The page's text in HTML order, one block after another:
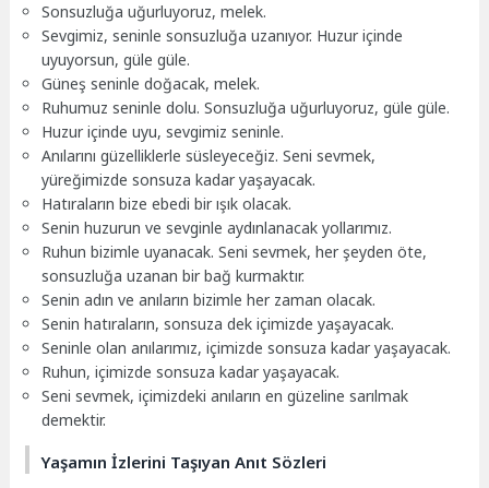
Sonsuzluğa uğurluyoruz, melek.
Sevgimiz, seninle sonsuzluğa uzanıyor. Huzur içinde
uyuyorsun, güle güle.
Güneş seninle doğacak, melek.
Ruhumuz seninle dolu. Sonsuzluğa uğurluyoruz, güle güle.
Huzur içinde uyu, sevgimiz seninle.
Anılarını güzelliklerle süsleyeceğiz. Seni sevmek,
yüreğimizde sonsuza kadar yaşayacak.
Hatıraların bize ebedi bir ışık olacak.
Senin huzurun ve sevginle aydınlanacak yollarımız.
Ruhun bizimle uyanacak. Seni sevmek, her şeyden öte,
sonsuzluğa uzanan bir bağ kurmaktır.
Senin adın ve anıların bizimle her zaman olacak.
Senin hatıraların, sonsuza dek içimizde yaşayacak.
Seninle olan anılarımız, içimizde sonsuza kadar yaşayacak.
Ruhun, içimizde sonsuza kadar yaşayacak.
Seni sevmek, içimizdeki anıların en güzeline sarılmak
demektir.
Yaşamın İzlerini Taşıyan Anıt Sözleri